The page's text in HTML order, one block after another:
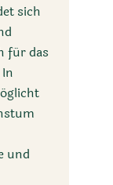
sich
für das
und